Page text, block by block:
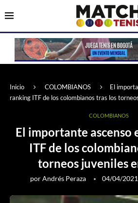
Inicio COLOMBIANOS
El
ranking ITF de los colombianos tras los
COLOMBIANOS
El importante ascenso
ITF de los
torneos juveniles
porAndrés Peraza 04/04/2021